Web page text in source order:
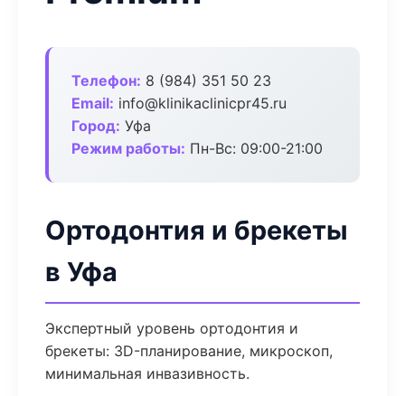
Телефон: 8 (984) 351 50 23
Email: info@klinikaclinicpr45.ru
Город: Уфа
Режим работы: Пн-Вс: 09:00-21:00
Ортодонтия и брекеты
в Уфа
Экспертный уровень ортодонтия и
брекеты: 3D-планирование, микроскоп,
минимальная инвазивность.